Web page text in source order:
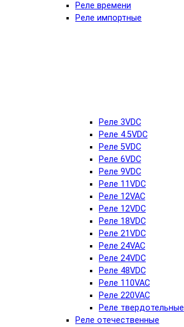
Реле времени
Реле импортные
Реле 3VDC
Реле 4.5VDC
Реле 5VDC
Реле 6VDC
Реле 9VDC
Реле 11VDC
Реле 12VAC
Реле 12VDC
Реле 18VDC
Реле 21VDC
Реле 24VAC
Реле 24VDC
Реле 48VDC
Реле 110VAC
Реле 220VAC
Реле твердотельные
Реле отечественные